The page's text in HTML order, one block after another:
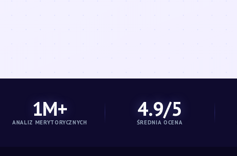
1M+
ANALIZ MERYTORYCZNYCH
4.9/5
ŚREDNIA OCENA